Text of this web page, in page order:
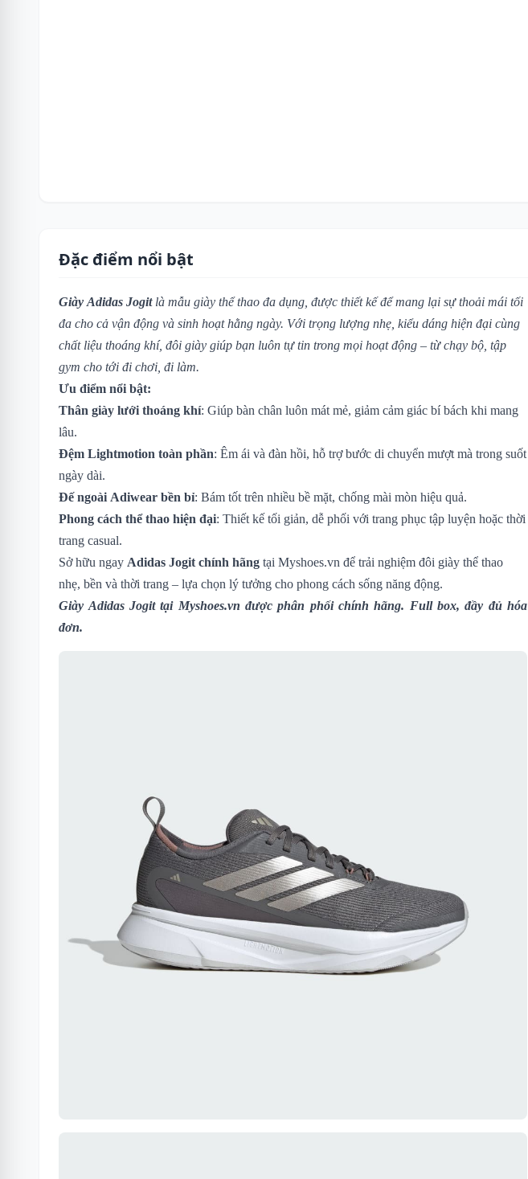
Đặc điểm nổi bật
Giày Adidas Jogitlà mẫu giày thể thao đa dụng, được thiết kế để mang lại sự thoải mái tối
đa cho cả vận động và sinh hoạt hằng ngày. Với trọng lượng nhẹ, kiểu dáng hiện đại cùng
chất liệu thoáng khí, đôi giày giúp bạn luôn tự tin trong mọi hoạt động – từ chạy bộ, tập
gym cho tới đi chơi, đi làm.
Ưu điểm nổi bật:
Thân giày lưới thoáng khí: Giúp bàn chân luôn mát mẻ, giảm cảm giác bí bách khi mang
lâu.
Đệm Lightmotion toàn phần: Êm ái và đàn hồi, hỗ trợ bước di chuyển mượt mà trong suốt
ngày dài.
Đế ngoài Adiwear bền bỉ: Bám tốt trên nhiều bề mặt, chống mài mòn hiệu quả.
Phong cách thể thao hiện đại: Thiết kế tối giản, dễ phối với trang phục tập luyện hoặc thời
trang casual.
Sở hữu ngay Adidas Jogit chính hãng tại Myshoes.vn để trải nghiệm đôi giày thể thao
nhẹ, bền và thời trang – lựa chọn lý tưởng cho phong cách sống năng động.
Giày Adidas Jogittại Myshoes.vn được phân phối chính hãng. Full box, đầy đủ hóa
đơn.